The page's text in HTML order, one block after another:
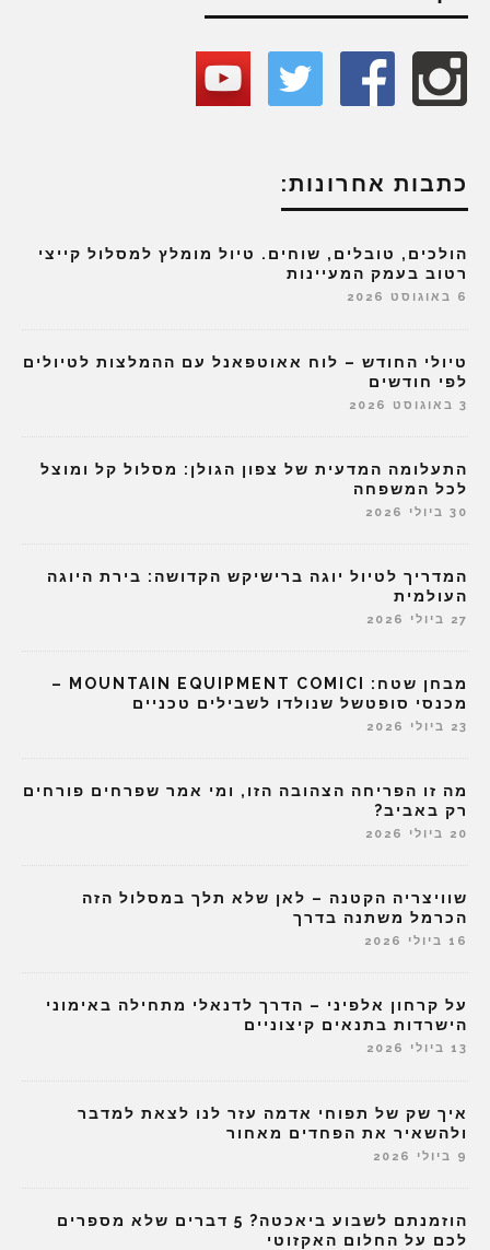
כתבות אחרונות:
הולכים, טובלים, שוחים. טיול מומלץ למסלול קייצי
רטוב בעמק המעיינות
6 באוגוסט 2026
טיולי החודש – לוח אאוטפאנל עם ההמלצות לטיולים
לפי חודשים
3 באוגוסט 2026
התעלומה המדעית של צפון הגולן: מסלול קל ומוצל
לכל המשפחה
30 ביולי 2026
המדריך לטיול יוגה ברישיקש הקדושה: בירת היוגה
העולמית
27 ביולי 2026
מבחן שטח: MOUNTAIN EQUIPMENT COMICI –
מכנסי סופטשל שנולדו לשבילים טכניים
23 ביולי 2026
מה זו הפריחה הצהובה הזו, ומי אמר שפרחים פורחים
רק באביב?
20 ביולי 2026
שוויצריה הקטנה – לאן שלא תלך במסלול הזה
הכרמל משתנה בדרך
16 ביולי 2026
על קרחון אלפיני – הדרך לדנאלי מתחילה באימוני
הישרדות בתנאים קיצוניים
13 ביולי 2026
איך שק של תפוחי אדמה עזר לנו לצאת למדבר
ולהשאיר את הפחדים מאחור
9 ביולי 2026
הוזמנתם לשבוע ביאכטה? 5 דברים שלא מספרים
לכם על החלום האקזוטי